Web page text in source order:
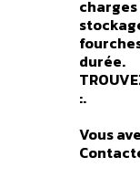
durée.
:.
Vous